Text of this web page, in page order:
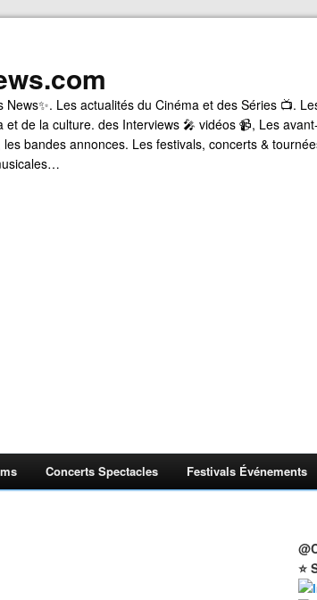
News✨. Les actualités du Cinéma et des Séries 📺.
et de la culture. des Interviews 🎤 vidéos 📹, Les avant-
bandes annonces. Les festivals, concerts &
Concerts Spectacles Festivals Événements
⭐